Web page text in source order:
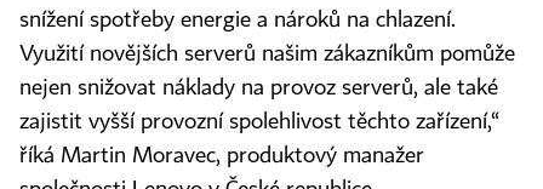
snížení spotřeby energie a nároků na chlazení.
Využití novějších serverů našim zákazníkům pomůže
nejen snižovat náklady na provoz serverů, ale také
zajistit vyšší provozní spolehlivost těchto zařízení,“
říká Martin Moravec, produktový manažer